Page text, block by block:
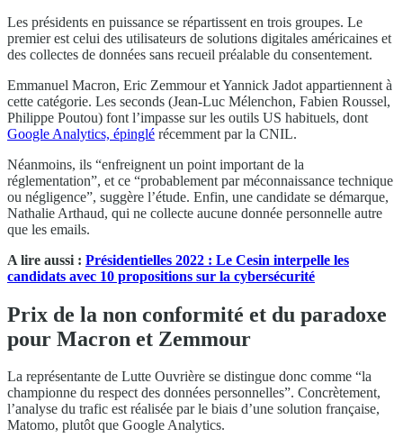
Les présidents en puissance se répartissent en trois groupes. Le
premier est celui des utilisateurs de solutions digitales américaines et
des collectes de données sans recueil préalable du consentement.
Emmanuel Macron, Eric Zemmour et Yannick Jadot appartiennent à
cette catégorie. Les seconds (Jean-Luc Mélenchon, Fabien Roussel,
Philippe Poutou) font l’impasse sur les outils US habituels, dont
Google Analytics, épinglé récemment par la CNIL.
Néanmoins, ils “enfreignent un point important de la
réglementation”, et ce “probablement par méconnaissance technique
ou négligence”, suggère l’étude. Enfin, une candidate se démarque,
Nathalie Arthaud, qui ne collecte aucune donnée personnelle autre
que les emails.
A lire aussi : Présidentielles 2022 : Le Cesin interpelle les
candidats avec 10 propositions sur la cybersécurité
Prix de la non conformité et du paradoxe
pour Macron et Zemmour
La représentante de Lutte Ouvrière se distingue donc comme “la
championne du respect des données personnelles”. Concrètement,
l’analyse du trafic est réalisée par le biais d’une solution française,
Matomo, plutôt que Google Analytics.